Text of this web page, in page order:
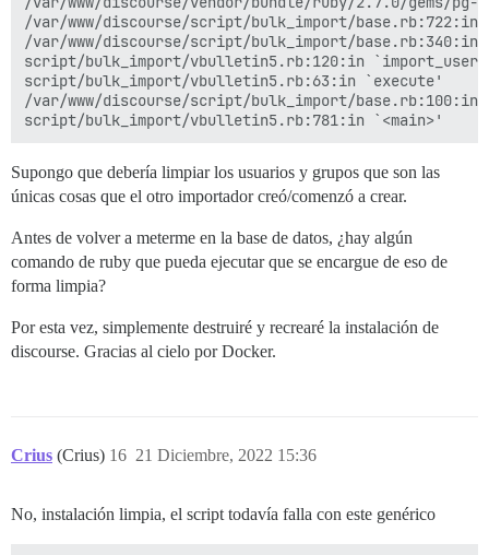
/var/www/discourse/script/bulk_import/base.rb:722:in
/var/www/discourse/script/bulk_import/base.rb:340:in
script/bulk_import/vbulletin5.rb:120:in
script/bulk_import/vbulletin5.rb:63:in `execute'
/var/www/discourse/script/bulk_import/
Supongo que debería limpiar los usuarios y grupos que son las
únicas cosas que el otro importador creó/comenzó a crear.
Antes de volver a meterme en la base de datos, ¿hay algún
comando de ruby que pueda ejecutar que se encargue de eso de
forma limpia?
Por esta vez, simplemente destruiré y recrearé la instalación de
discourse. Gracias al cielo por Docker.
Crius (Crius) 21 Diciembre, 2022 15:36
16
No, instalación limpia, el script todavía falla con este genérico